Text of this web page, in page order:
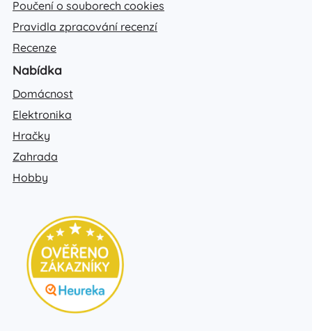
Poučení o souborech cookies
Pravidla zpracování recenzí
Recenze
Nabídka
Domácnost
Elektronika
Hračky
Zahrada
Hobby